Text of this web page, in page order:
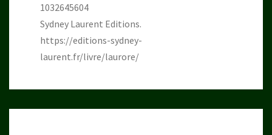
1032645604
Sydney Laurent Editions.
https://editions-sydney-
laurent.fr/livre/laurore/